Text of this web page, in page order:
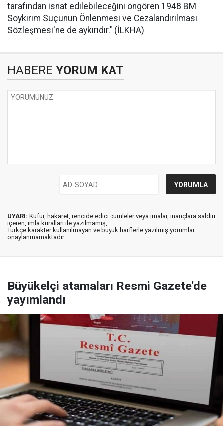
tarafından isnat edilebileceğini öngören 1948 BM
Soykırım Suçunun Önlenmesi ve Cezalandırılması
Sözleşmesi'ne de aykırıdır." (İLKHA)
HABERE YORUM KAT
UYARI: Küfür, hakaret, rencide edici cümleler veya imalar, inançlara saldırı
içeren, imla kuralları ile yazılmamış,
Türkçe karakter kullanılmayan ve büyük harflerle yazılmış yorumlar
onaylanmamaktadır.
Büyükelçi atamaları Resmi Gazete'de
yayımlandı